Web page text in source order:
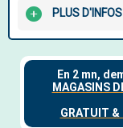
PLUS